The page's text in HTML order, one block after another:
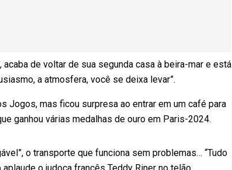
de voltar de sua segunda casa à beira-mar e está
a atmosfera, você se deixa levar”.
Jogos, mas ficou surpresa ao entrar em um café para
ganhou várias medalhas de ouro em Paris-2024.
o transporte que funciona sem problemas… “Tudo